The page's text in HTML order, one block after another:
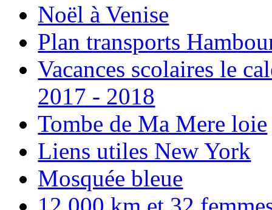
Noël à Venise
Plan transports
Vacances scolaires le
2017 - 2018
Tombe de Ma Mere loie
Liens utiles New York
Mosquée bleue